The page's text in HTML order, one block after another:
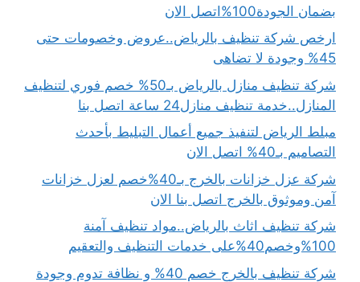
بضمان الجودة100%اتصل الان
ارخص شركة تنظيف بالرياض..عروض وخصومات حتى
45% وجودة لا تضاهى
شركة تنظيف منازل بالرياض بـ50% خصم فوري لتنظيف
المنازل..خدمة تنظيف منازل24 ساعة اتصل بنا
مبلط الرياض لتنفيذ جميع أعمال التبليط بأحدث
التصاميم بـ40% اتصل الان
شركة عزل خزانات بالخرج بـ40%خصم لعزل خزانات
آمن وموثوق بالخرج اتصل بنا الان
شركة تنظيف اثاث بالرياض..مواد تنظيف آمنة
100%وخصم40%على خدمات التنظيف والتعقيم
شركة تنظيف بالخرج خصم 40% و نظافة تدوم وجودة